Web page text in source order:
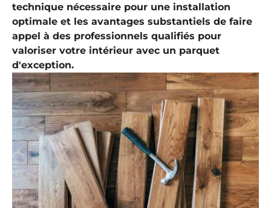
technique nécessaire pour une installation
optimale et les avantages substantiels de faire
appel à des professionnels qualifiés pour
valoriser votre intérieur avec un parquet
d'exception.